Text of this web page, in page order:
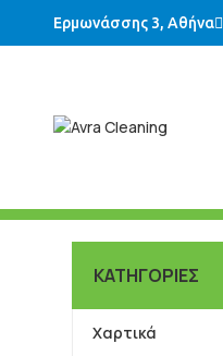
Ερμωνάσσης 3, Αθήνα
ΚΑΤΗΓΟΡΙΕΣ
Χαρτικά